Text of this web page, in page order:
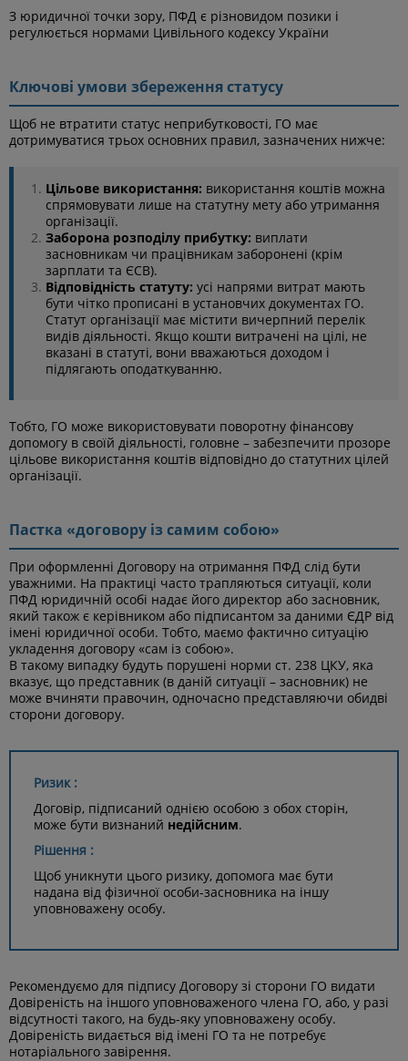
З юридичної точки зору, ПФД є різновидом позики і
регулюється нормами Цивільного кодексу України
Ключові умови збереження статусу
Щоб не втратити статус неприбутковості, ГО має
дотримуватися трьох основних правил, зазначених нижче:
Цільове використання: використання коштів можна
спрямовувати лише на статутну мету або утримання
організації.
Заборона розподілу прибутку: виплати
засновникам чи працівникам заборонені (крім
зарплати та ЄСВ).
Відповідність статуту: усі напрями витрат мають
бути чітко прописані в установчих документах ГО.
Статут організації має містити вичерпний перелік
видів діяльності. Якщо кошти витрачені на цілі, не
вказані в статуті, вони вважаються доходом і
підлягають оподаткуванню.
Тобто, ГО може використовувати поворотну фінансову
допомогу в своїй діяльності, головне – забезпечити прозоре
цільове використання коштів відповідно до статутних цілей
організації.
Пастка «договору із самим собою»
При оформленні Договору на отримання ПФД слід бути
уважними. На практиці часто трапляються ситуації, коли
ПФД юридичній особі надає його директор або засновник,
який також є керівником або підписантом за даними ЄДР від
імені юридичної особи. Тобто, маємо фактично ситуацію
укладення договору «сам із собою».
В такому випадку будуть порушені норми ст. 238 ЦКУ, яка
вказує, що представник (в даній ситуації – засновник) не
може вчиняти правочин, одночасно представляючи обидві
сторони договору.
Ризик :
Договір, підписаний однією особою з обох сторін,
може бути визнаний недійсним.
Рішення :
Щоб уникнути цього ризику, допомога має бути
надана від фізичної особи-засновника на іншу
уповноважену особу.
Рекомендуємо для підпису Договору зі сторони ГО видати
Довіреність на іншого уповноваженого члена ГО, або, у разі
відсутності такого, на будь-яку уповноважену особу.
Довіреність видається від імені ГО та не потребує
нотаріального завірення.